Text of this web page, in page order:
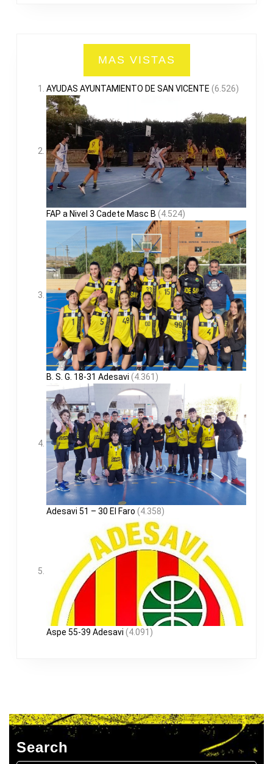
MAS VISTAS
AYUDAS AYUNTAMIENTO DE SAN VICENTE (6.526)
FAP a Nivel 3 Cadete Masc B (4.524)
B. S. G. 18-31 Adesavi (4.361)
Adesavi 51 – 30 El Faro (4.358)
Aspe 55-39 Adesavi (4.091)
Search